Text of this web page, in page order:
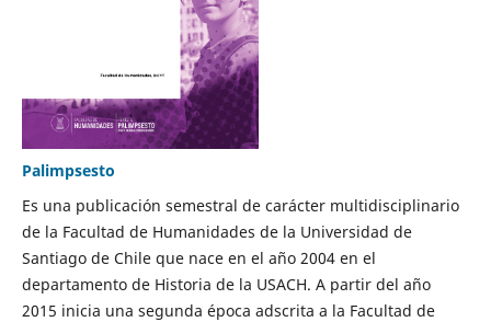
Palimpsesto
Es una publicación semestral de carácter multidisciplinario
de la Facultad de Humanidades de la Universidad de
Santiago de Chile que nace en el año 2004 en el
departamento de Historia de la USACH. A partir del año
2015 inicia una segunda época adscrita a la Facultad de